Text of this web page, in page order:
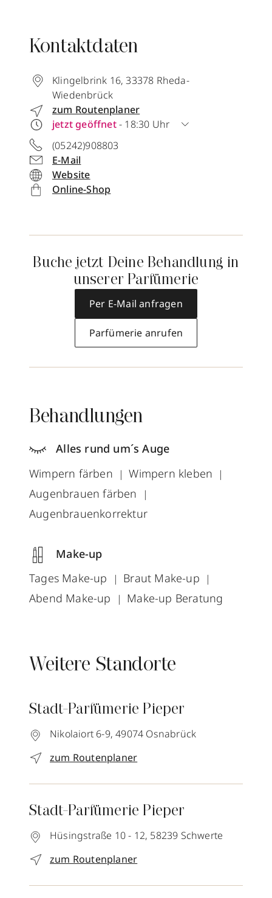
Kontaktdaten
Klingelbrink 16,33378 Rheda-
Wiedenbrück
zum Routenplaner
jetzt geöffnet- 18:30 Uhr
(05242)908803
E-Mail
Website
Online-Shop
Buche jetzt Deine Behandlung in
unserer Parfümerie
Per E-Mail anfragen
Parfümerie anrufen
Behandlungen
Alles rund um´s Auge
Wimpern färben
Wimpern kleben
Augenbrauen färben
Augenbrauenkorrektur
Make-up
Tages Make-up
Braut Make-up
Abend Make-up
Make-up Beratung
Weitere Standorte
Stadt-Parfümerie Pieper
Nikolaiort 6-9, 49074 Osnabrück
zum Routenplaner
Stadt-Parfümerie Pieper
Hüsingstraße 10 - 12, 58239 Schwerte
zum Routenplaner